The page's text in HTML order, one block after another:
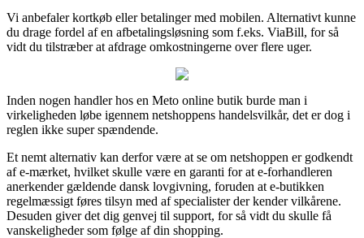
Vi anbefaler kortkøb eller betalinger med mobilen. Alternativt kunne
du drage fordel af en afbetalingsløsning som f.eks. ViaBill, for så
vidt du tilstræber at afdrage omkostningerne over flere uger.
Inden nogen handler hos en Meto online butik burde man i
virkeligheden løbe igennem netshoppens handelsvilkår, det er dog i
reglen ikke super spændende.
Et nemt alternativ kan derfor være at se om netshoppen er godkendt
af e-mærket, hvilket skulle være en garanti for at e-forhandleren
anerkender gældende dansk lovgivning, foruden at e-butikken
regelmæssigt føres tilsyn med af specialister der kender vilkårene.
Desuden giver det dig genvej til support, for så vidt du skulle få
vanskeligheder som følge af din shopping.